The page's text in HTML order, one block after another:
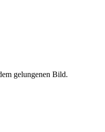
gelungenen Bild.